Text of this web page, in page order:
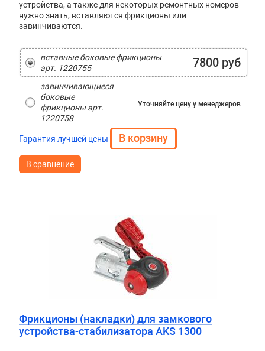
устройства, а также для некоторых ремонтных номеров
нужно знать, вставляются фрикционы или
завинчиваются.
вставные боковые фрикционы
арт. 1220755
7800 руб
завинчивающиеся
боковые
фрикционы арт.
1220758
Уточняйте цену у менеджеров
Гарантия лучшей цены
В сравнение
Фрикционы (накладки) для замкового
устройства-стабилизатора AKS 1300